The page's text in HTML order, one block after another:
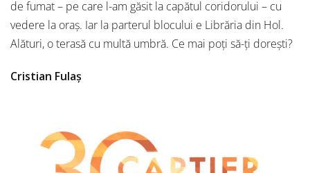
de fumat – pe care l-am găsit la capătul coridorului – cu
vedere la oraș. Iar la parterul blocului e Librăria din Hol.
Alături, o terasă cu multă umbră. Ce mai poți să-ți dorești?
Cristian Fulaș